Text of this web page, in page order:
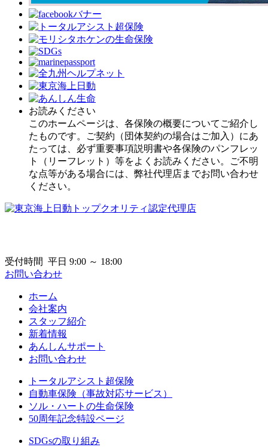
お読みください
このホームページは、各保険の概要についてご紹介し
たものです。ご契約（団体契約の場合はご加入）にあ
たっては、必ず重要事項説明書や各保険のパンフレッ
ト（リーフレット）等をよくお読みください。ご不明
な点等がある場合には、弊社代理店までお問い合わせ
ください。
受付時間 平日 9:00 ～ 18:00
お問い合わせ
ホーム
会社案内
スタッフ紹介
新着情報
あんしんサポート
お問い合わせ
トータルアシスト超保険
自動車保険（事故対応サービス）
ソル・ハートの生命保険
50周年記念特設ページ
SDGsの取り組み